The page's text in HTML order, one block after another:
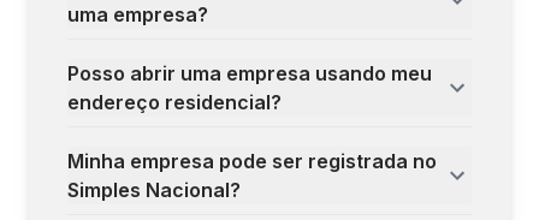
uma empresa?
Posso abrir uma empresa usando meu
endereço residencial?
Minha empresa pode ser registrada no
Simples Nacional?